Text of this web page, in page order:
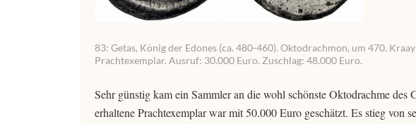
83: Getas, König der Edones (ca. 480-460). Oktodrachmon, um 470.
Prachtexemplar. Ausruf: 30.000 Euro. Zuschlag: 48.000 Euro.
Sehr günstig kam ein Sammler an die wohl schönste Oktodrachme
erhaltene Prachtexemplar war mit 50.000 Euro geschätzt. Es stieg